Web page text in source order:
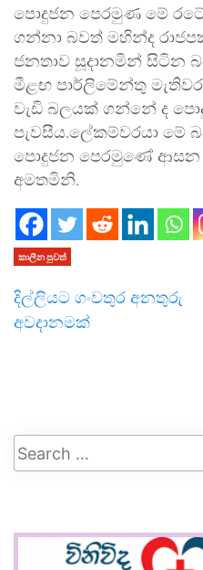
පොදුජන පෙරමුණ මේ
ගන්නා බවත් මහින්ද
ජනතාව සූදානමින් සිටින
මීළඟ පාර්ලිමේන්තු
වැඩි බලයක් ගන්නේ ද
පැවසීය.ලේකම්වරයා මේ
පොදුජන පෙරමුණේ ආසන
අමතමිනි.
කාලීන පුවත්
දිල්ලියට ගංවතුර අනතුරු
අවදානමක්